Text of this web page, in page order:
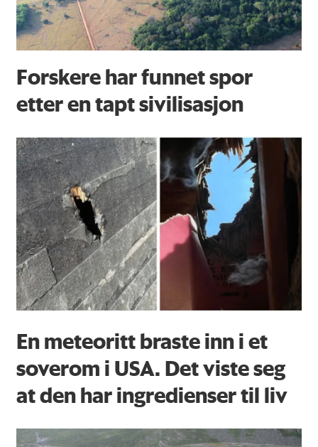
Forskere har funnet spor
etter en tapt sivilisasjon
En meteoritt braste inn i et
soverom i USA. Det viste seg
at den har ingredienser til liv